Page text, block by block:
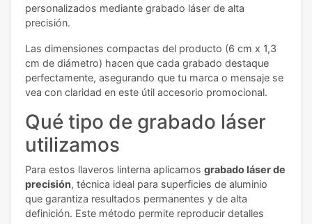
personalizados mediante grabado láser de alta
precisión.
Las dimensiones compactas del producto (6 cm x 1,3
cm de diámetro) hacen que cada grabado destaque
perfectamente, asegurando que tu marca o mensaje se
vea con claridad en este útil accesorio promocional.
Qué tipo de grabado láser
utilizamos
Para estos llaveros linterna aplicamos grabado láser de
precisión, técnica ideal para superficies de aluminio
que garantiza resultados permanentes y de alta
definición. Este método permite reproducir detalles